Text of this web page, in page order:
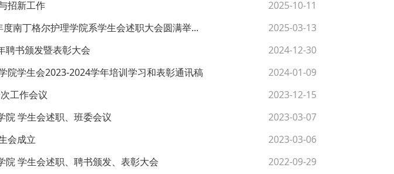
招新工作
2025-10-11
南丁格尔护理学院系学生会述职大会圆满举...
2025-03-13
聘书颁发暨表彰大会
2024-12-30
学生会2023-2024学年培训学习和表彰通讯稿
2024-01-09
工作会议
2023-12-15
院 学生会述职、班委会议
2023-03-07
会成立
2023-03-06
学生会述职、聘书颁发、表彰大会
2022-09-29